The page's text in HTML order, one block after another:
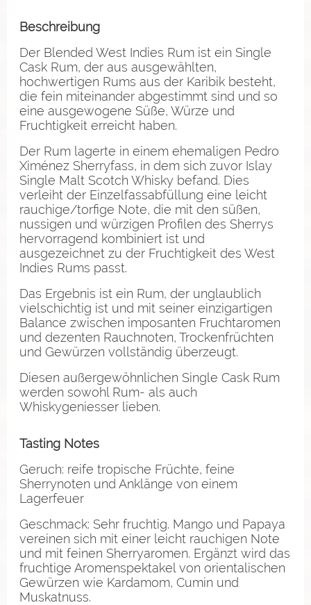
Beschreibung
Der Blended West Indies Rum ist ein Single
Cask Rum, der aus ausgewählten,
hochwertigen Rums aus der Karibik besteht,
die fein miteinander abgestimmt sind und so
eine ausgewogene Süße, Würze und
Fruchtigkeit erreicht haben.
Der Rum lagerte in einem ehemaligen Pedro
Ximénez Sherryfass, in dem sich zuvor Islay
Single Malt Scotch Whisky befand. Dies
verleiht der Einzelfassabfüllung eine leicht
rauchige/torfige Note, die mit den süßen,
nussigen und würzigen Profilen des Sherrys
hervorragend kombiniert ist und
ausgezeichnet zu der Fruchtigkeit des West
Indies Rums passt.
Das Ergebnis ist ein Rum, der unglaublich
vielschichtig ist und mit seiner einzigartigen
Balance zwischen imposanten Fruchtaromen
und dezenten Rauchnoten, Trockenfrüchten
und Gewürzen vollständig überzeugt.
Diesen außergewöhnlichen Single Cask Rum
werden sowohl Rum- als auch
Whiskygeniesser lieben.
Tasting Notes
Geruch: reife tropische Früchte, feine
Sherrynoten und Anklänge von einem
Lagerfeuer
Geschmack: Sehr fruchtig. Mango und Papaya
vereinen sich mit einer leicht rauchigen Note
und mit feinen Sherryaromen. Ergänzt wird das
fruchtige Aromenspektakel von orientalischen
Gewürzen wie Kardamom, Cumin und
Muskatnuss.